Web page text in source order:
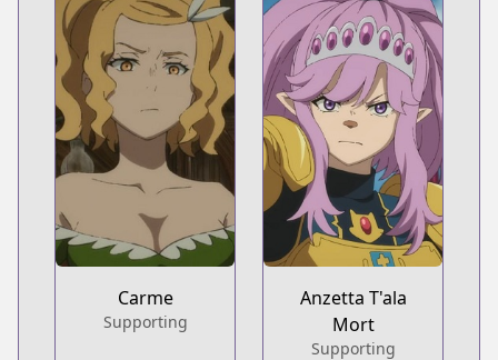
Anzetta T'ala
Mort
Supporting
Carme
Supporting